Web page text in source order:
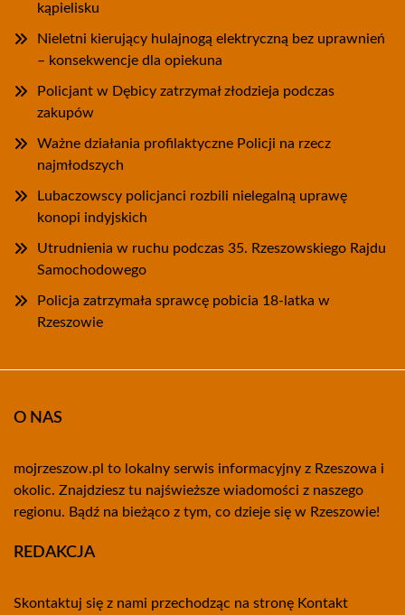
kąpielisku
Nieletni kierujący hulajnogą elektryczną bez uprawnień
– konsekwencje dla opiekuna
Policjant w Dębicy zatrzymał złodzieja podczas
zakupów
Ważne działania profilaktyczne Policji na rzecz
najmłodszych
Lubaczowscy policjanci rozbili nielegalną uprawę
konopi indyjskich
Utrudnienia w ruchu podczas 35. Rzeszowskiego Rajdu
Samochodowego
Policja zatrzymała sprawcę pobicia 18-latka w
Rzeszowie
O NAS
mojrzeszow.pl to lokalny serwis informacyjny z Rzeszowa i
okolic. Znajdziesz tu najświeższe wiadomości z naszego
regionu. Bądź na bieżąco z tym, co dzieje się w Rzeszowie!
REDAKCJA
Skontaktuj się z nami przechodząc na stronę Kontakt